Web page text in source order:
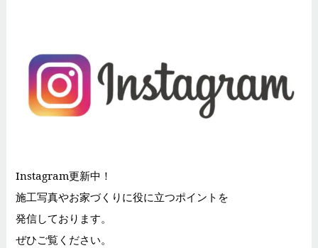
Instagram更新中！
施工写真やお家づくりに役に立つポイントを
発信しております。
ぜひご覧ください。